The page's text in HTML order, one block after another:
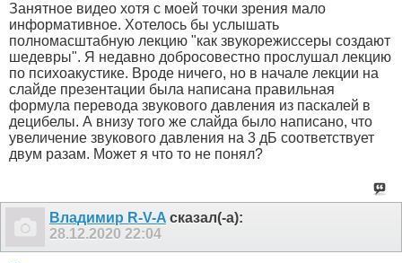
Занятное видео хотя с моей точки зрения мало
информативное. Хотелось бы услышать
полномасштабную лекцию "как звукорежиссеры создают
шедевры". Я недавно добросовестно прослушал лекцию
по психоакустике. Вроде ничего, но в начале лекции на
слайде презентации была написана правильная
формула перевода звукового давления из паскалей в
децибелы. А внизу того же слайда было написано, что
увеличение звукового давления на 3 дБ соответствует
двум разам. Может я что то не понял?
Владимир R-V-A сказал(-а):
28.12.2020 22:04